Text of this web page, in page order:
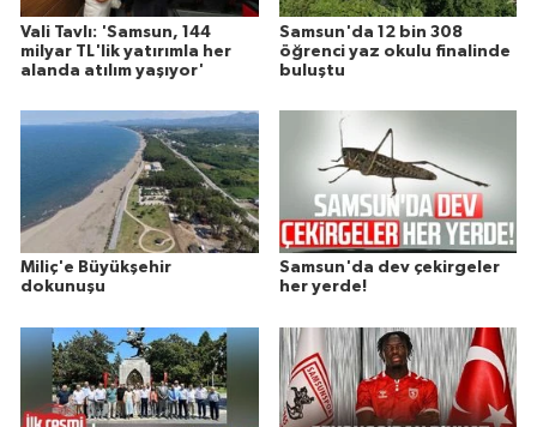
Vali Tavlı: 'Samsun, 144
milyar TL'lik yatırımla her
alanda atılım yaşıyor'
Samsun'da 12 bin 308
öğrenci yaz okulu finalinde
buluştu
Miliç'e Büyükşehir
dokunuşu
Samsun'da dev çekirgeler
her yerde!